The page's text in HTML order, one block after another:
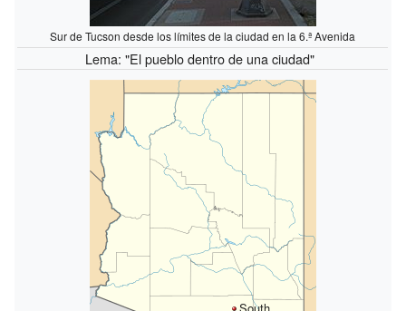
Sur de Tucson desde los límites de la ciudad en la 6.ª Avenida
Lema: "El pueblo dentro de una ciudad"
South